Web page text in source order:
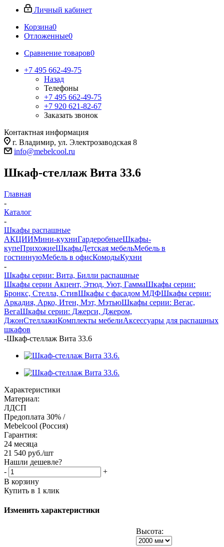
Личный кабинет
Корзина0
Отложенные0
Сравнение товаров0
+7 495 662-49-75
Назад
Телефоны
+7 495 662-49-75
+7 920 621-82-67
Заказать звонок
Контактная информация
г. Владимир, ул. Электрозаводская 8
info@mebelcool.ru
Шкаф-стеллаж Вита 33.6
Главная
-
Каталог
-
Шкафы распашные
АКЦИИМини-кухниГардеробныеШкафы-
купеПрихожиеШкафыДетская мебельМебель в
гостиннуюМебель в офисКомодыКухни
-
Шкафы серии: Вита, Билли распашные
Шкафы серии Акцент, Этюд, Уют, ГаммаШкафы серии:
Бронкс, Стелла, СтивШкафы с фасадом МДФШкафы серии:
Аркадия, Арко, Итен, Мэт, МэтьюШкафы серии: Вегас,
ВегаШкафы серии: Джерси, Джером,
ДжонСтеллажиКомплекты мебелиАксессуары для распашных
шкафов
-Шкаф-стеллаж Вита 33.6
Характеристики
Материал:
ЛДСП
Предоплата 30% /
Mebelcool (Россия)
Гарантия:
24 месяца
21 540 руб./шт
Нашли дешевле?
-
+
В корзину
Купить в 1 клик
Изменить характеристики
Высота: